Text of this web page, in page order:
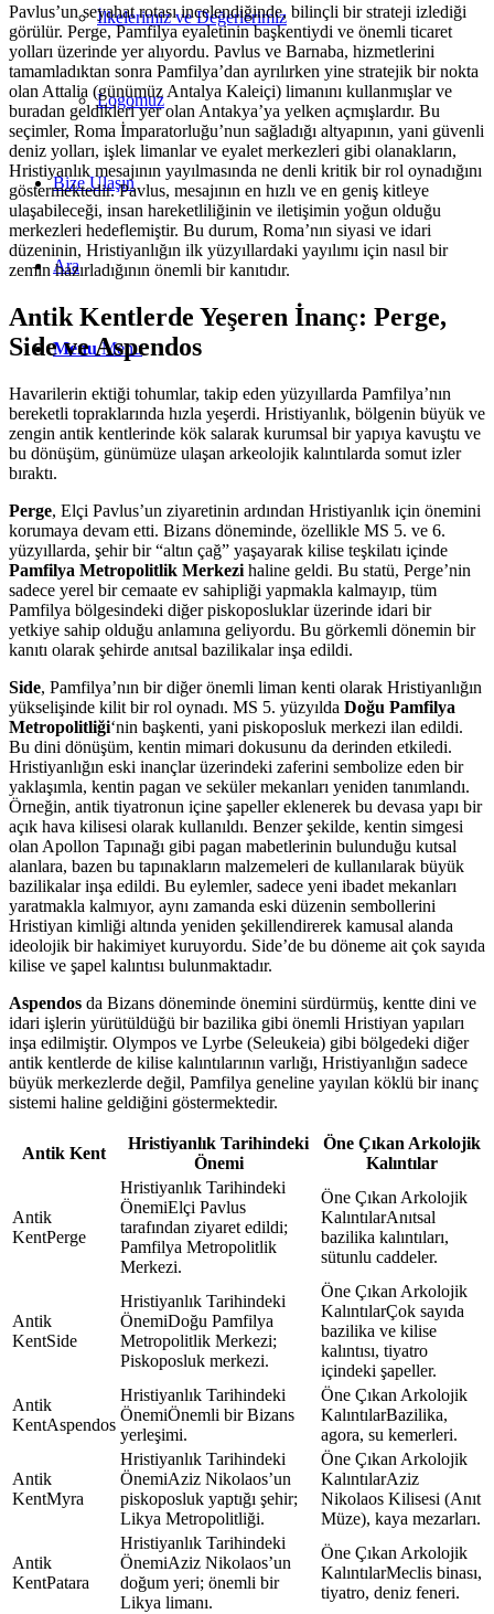
İlkelerimiz ve Değerlerimiz
Logomuz
Bize Ulaşın
Ara
Menu Menu
Pavlus’un seyahat rotası incelendiğinde, bilinçli bir strateji izlediği
görülür. Perge, Pamfilya eyaletinin başkentiydi ve önemli ticaret
yolları üzerinde yer alıyordu. Pavlus ve Barnaba, hizmetlerini
tamamladıktan sonra Pamfilya’dan ayrılırken yine stratejik bir nokta
olan Attalia (günümüz Antalya Kaleiçi) limanını kullanmışlar ve
buradan geldikleri yer olan Antakya’ya yelken açmışlardır. Bu
seçimler, Roma İmparatorluğu’nun sağladığı altyapının, yani güvenli
deniz yolları, işlek limanlar ve eyalet merkezleri gibi olanakların,
Hristiyanlık mesajının yayılmasında ne denli kritik bir rol oynadığını
göstermektedir. Pavlus, mesajının en hızlı ve en geniş kitleye
ulaşabileceği, insan hareketliliğinin ve iletişimin yoğun olduğu
merkezleri hedeflemiştir. Bu durum, Roma’nın siyasi ve idari
düzeninin, Hristiyanlığın ilk yüzyıllardaki yayılımı için nasıl bir
zemin hazırladığının önemli bir kanıtıdır.
Antik Kentlerde Yeşeren İnanç: Perge,
Side ve Aspendos
Havarilerin ektiği tohumlar, takip eden yüzyıllarda Pamfilya’nın
bereketli topraklarında hızla yeşerdi. Hristiyanlık, bölgenin büyük ve
zengin antik kentlerinde kök salarak kurumsal bir yapıya kavuştu ve
bu dönüşüm, günümüze ulaşan arkeolojik kalıntılarda somut izler
bıraktı.
Perge, Elçi Pavlus’un ziyaretinin ardından Hristiyanlık için önemini
korumaya devam etti. Bizans döneminde, özellikle MS 5. ve 6.
yüzyıllarda, şehir bir “altın çağ” yaşayarak kilise teşkilatı içinde
Pamfilya Metropolitlik Merkezi haline geldi. Bu statü, Perge’nin
sadece yerel bir cemaate ev sahipliği yapmakla kalmayıp, tüm
Pamfilya bölgesindeki diğer piskoposluklar üzerinde idari bir
yetkiye sahip olduğu anlamına geliyordu. Bu görkemli dönemin bir
kanıtı olarak şehirde anıtsal bazilikalar inşa edildi.
Side, Pamfilya’nın bir diğer önemli liman kenti olarak Hristiyanlığın
yükselişinde kilit bir rol oynadı. MS 5. yüzyılda Doğu Pamfilya
Metropolitliği‘nin başkenti, yani piskoposluk merkezi ilan edildi.
Bu dini dönüşüm, kentin mimari dokusunu da derinden etkiledi.
Hristiyanlığın eski inançlar üzerindeki zaferini sembolize eden bir
yaklaşımla, kentin pagan ve seküler mekanları yeniden tanımlandı.
Örneğin, antik tiyatronun içine şapeller eklenerek bu devasa yapı bir
açık hava kilisesi olarak kullanıldı. Benzer şekilde, kentin simgesi
olan Apollon Tapınağı gibi pagan mabetlerinin bulunduğu kutsal
alanlara, bazen bu tapınakların malzemeleri de kullanılarak büyük
bazilikalar inşa edildi. Bu eylemler, sadece yeni ibadet mekanları
yaratmakla kalmıyor, aynı zamanda eski düzenin sembollerini
Hristiyan kimliği altında yeniden şekillendirerek kamusal alanda
ideolojik bir hakimiyet kuruyordu. Side’de bu döneme ait çok sayıda
kilise ve şapel kalıntısı bulunmaktadır.
Aspendos da Bizans döneminde önemini sürdürmüş, kentte dini ve
idari işlerin yürütüldüğü bir bazilika gibi önemli Hristiyan yapıları
inşa edilmiştir. Olympos ve Lyrbe (Seleukeia) gibi bölgedeki diğer
antik kentlerde de kilise kalıntılarının varlığı, Hristiyanlığın sadece
büyük merkezlerde değil, Pamfilya geneline yayılan köklü bir inanç
sistemi haline geldiğini göstermektedir.
Antik Kent
Hristiyanlık Tarihindeki
Önemi
Öne Çıkan Arkolojik
Kalıntılar
Perge
Elçi Pavlus
tarafından ziyaret edildi;
Pamfilya Metropolitlik
Merkezi.
Anıtsal
bazilika kalıntıları,
sütunlu caddeler.
Side
Doğu Pamfilya
Metropolitlik Merkezi;
Piskoposluk merkezi.
Çok sayıda
bazilika ve kilise
kalıntısı, tiyatro
içindeki şapeller.
Aspendos
Önemli bir Bizans
yerleşimi.
Bazilika,
agora, su kemerleri.
Myra
Aziz Nikolaos’un
piskoposluk yaptığı şehir;
Likya Metropolitliği.
Aziz
Nikolaos Kilisesi (Anıt
Müze), kaya mezarları.
Patara
Aziz Nikolaos’un
doğum yeri; önemli bir
Likya limanı.
Meclis binası,
tiyatro, deniz feneri.